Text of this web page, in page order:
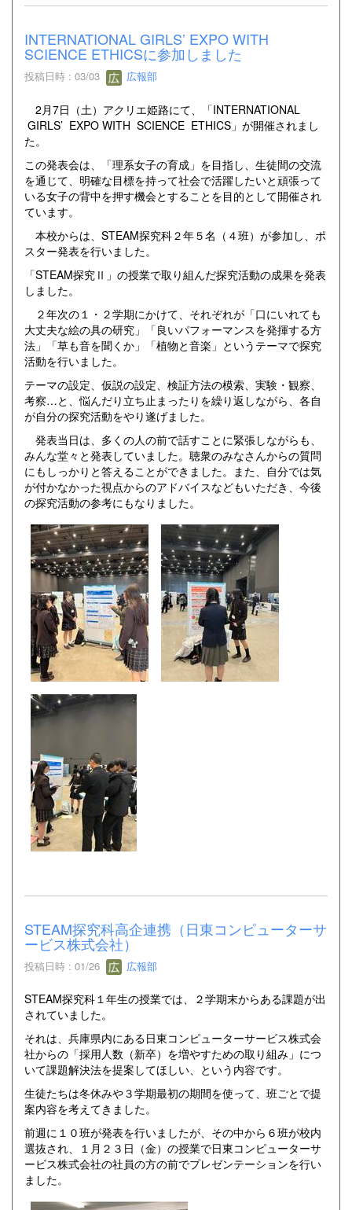
INTERNATIONAL GIRLS’ EXPO WITH
SCIENCE ETHICSに参加しました
投稿日時 : 03/03 広報部
2月7日（土）アクリエ姫路にて、「INTERNATIONAL
GIRLS’ EXPO WITH SCIENCE ETHICS」が開催されまし
た。
この発表会は、「理系女子の育成」を目指し、生徒間の交流
を通じて、明確な目標を持って社会で活躍したいと頑張って
いる女子の背中を押す機会とすることを目的として開催され
ています。
本校からは、STEAM探究科２年５名（４班）が参加し、ポ
スター発表を行いました。
「STEAM探究Ⅱ」の授業で取り組んだ探究活動の成果を発表
しました。
２年次の１・２学期にかけて、それぞれが「口にいれても
大丈夫な絵の具の研究」「良いパフォーマンスを発揮する方
法」「草も音を聞くか」「植物と音楽」というテーマで探究
活動を行いました。
テーマの設定、仮説の設定、検証方法の模索、実験・観察、
考察…と、悩んだり立ち止まったりを繰り返しながら、各自
が自分の探究活動をやり遂げました。
発表当日は、多くの人の前で話すことに緊張しながらも、
みんな堂々と発表していました。聴衆のみなさんからの質問
にもしっかりと答えることができました。また、自分では気
が付かなかった視点からのアドバイスなどもいただき、今後
の探究活動の参考にもなりました。
STEAM探究科高企連携（日東コンピューターサ
ービス株式会社）
投稿日時 : 01/26 広報部
STEAM探究科１年生の授業では、２学期末からある課題が出
されていました。
それは、兵庫県内にある日東コンピューターサービス株式会
社からの「採用人数（新卒）を増やすための取り組み」につ
いて課題解決法を提案してほしい、という内容です。
生徒たちは冬休みや３学期最初の期間を使って、班ごとで提
案内容を考えてきました。
前週に１０班が発表を行いましたが、その中から６班が校内
選抜され、１月２３日（金）の授業で日東コンピューターサ
ービス株式会社の社員の方の前でプレゼンテーションを行い
ました。